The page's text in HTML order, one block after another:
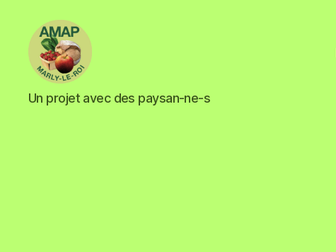
Un projet avec des paysan-ne-s